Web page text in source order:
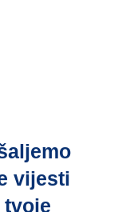
vijesti
tvoje